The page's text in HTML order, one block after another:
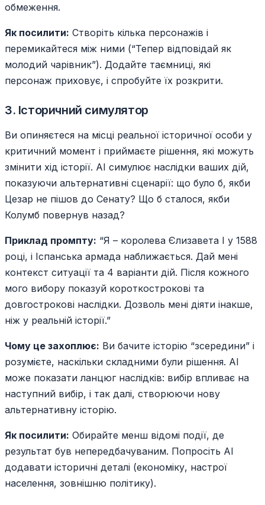
обмеження.
Як посилити: Створіть кілька персонажів і
перемикайтеся між ними (“Тепер відповідай як
молодий чарівник”). Додайте таємниці, які
персонаж приховує, і спробуйте їх розкрити.
3. Історичний симулятор
Ви опиняєтеся на місці реальної історичної особи у
критичний момент і приймаєте рішення, які можуть
змінити хід історії. AI симулює наслідки ваших дій,
показуючи альтернативні сценарії: що було б, якби
Цезар не пішов до Сенату? Що б сталося, якби
Колумб повернув назад?
Приклад промпту: “Я – королева Єлизавета I у 1588
році, і Іспанська армада наближається. Дай мені
контекст ситуації та 4 варіанти дій. Після кожного
мого вибору показуй короткострокові та
довгострокові наслідки. Дозволь мені діяти інакше,
ніж у реальній історії.”
Чому це захоплює: Ви бачите історію “зсередини” і
розумієте, наскільки складними були рішення. AI
може показати ланцюг наслідків: вибір впливає на
наступний вибір, і так далі, створюючи нову
альтернативну історію.
Як посилити: Обирайте менш відомі події, де
результат був непередбачуваним. Попросіть AI
додавати історичні деталі (економіку, настрої
населення, зовнішню політику).